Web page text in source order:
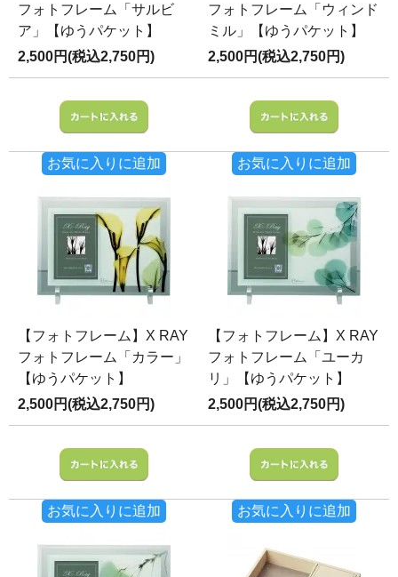
フォトフレーム「サルビ
ア」【ゆうパケット】
2,500円(税込2,750円)
お気に入りに追加
フォトフレーム「ウィンド
ミル」【ゆうパケット】
2,500円(税込2,750円)
お気に入りに追加
【フォトフレーム】X RAY
フォトフレーム「カラー」
【ゆうパケット】
2,500円(税込2,750円)
お気に入りに追加
【フォトフレーム】X RAY
フォトフレーム「ユーカ
リ」【ゆうパケット】
2,500円(税込2,750円)
お気に入りに追加